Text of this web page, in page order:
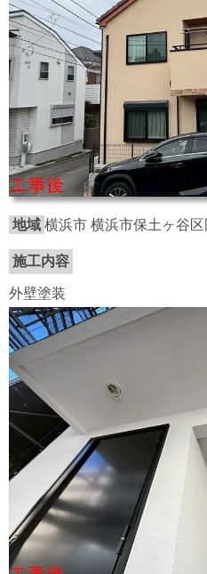
地域 横浜市 横浜市保土ヶ谷区
施工内容
外壁塗装